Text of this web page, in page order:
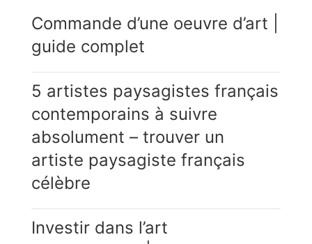
Commande d’une oeuvre d’art |
guide complet
5 artistes paysagistes français
contemporains à suivre
absolument – trouver un
artiste paysagiste français
célèbre
Investir dans l’art